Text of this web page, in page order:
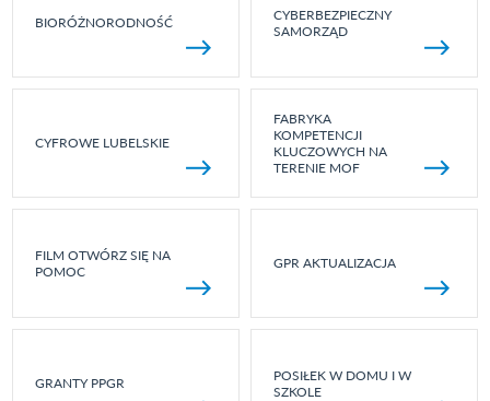
BIORÓŻNORODNOŚĆ
CYBERBEZPIECZNY
SAMORZĄD
CYFROWE LUBELSKIE
FABRYKA
KOMPETENCJI
KLUCZOWYCH NA
TERENIE MOF
FILM OTWÓRZ SIĘ NA
POMOC
GPR AKTUALIZACJA
GRANTY PPGR
POSIŁEK W DOMU I W
SZKOLE